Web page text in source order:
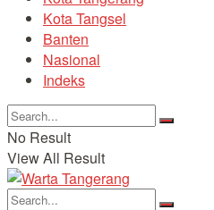
Kota Tangsel
Banten
Nasional
Indeks
No Result
View All Result